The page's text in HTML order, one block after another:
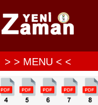
> > MENU < <